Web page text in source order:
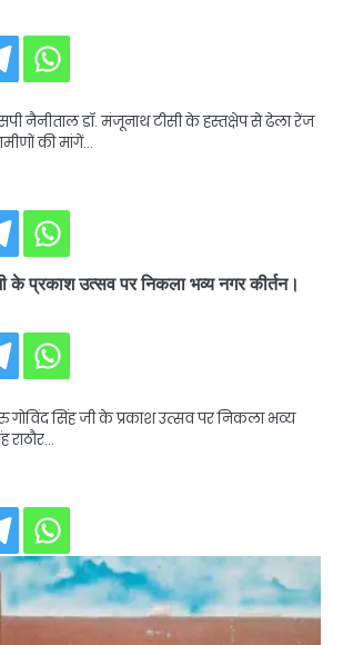
नैनीताल डॉ. मंजूनाथ टीसी के हस्तक्षेप से ढेला रेंज
की मांगें…
के प्रकाश उत्सव पर निकला भव्य नगर कीर्तन।
सिंह जी के प्रकाश उत्सव पर निकला भव्य
राठौर…